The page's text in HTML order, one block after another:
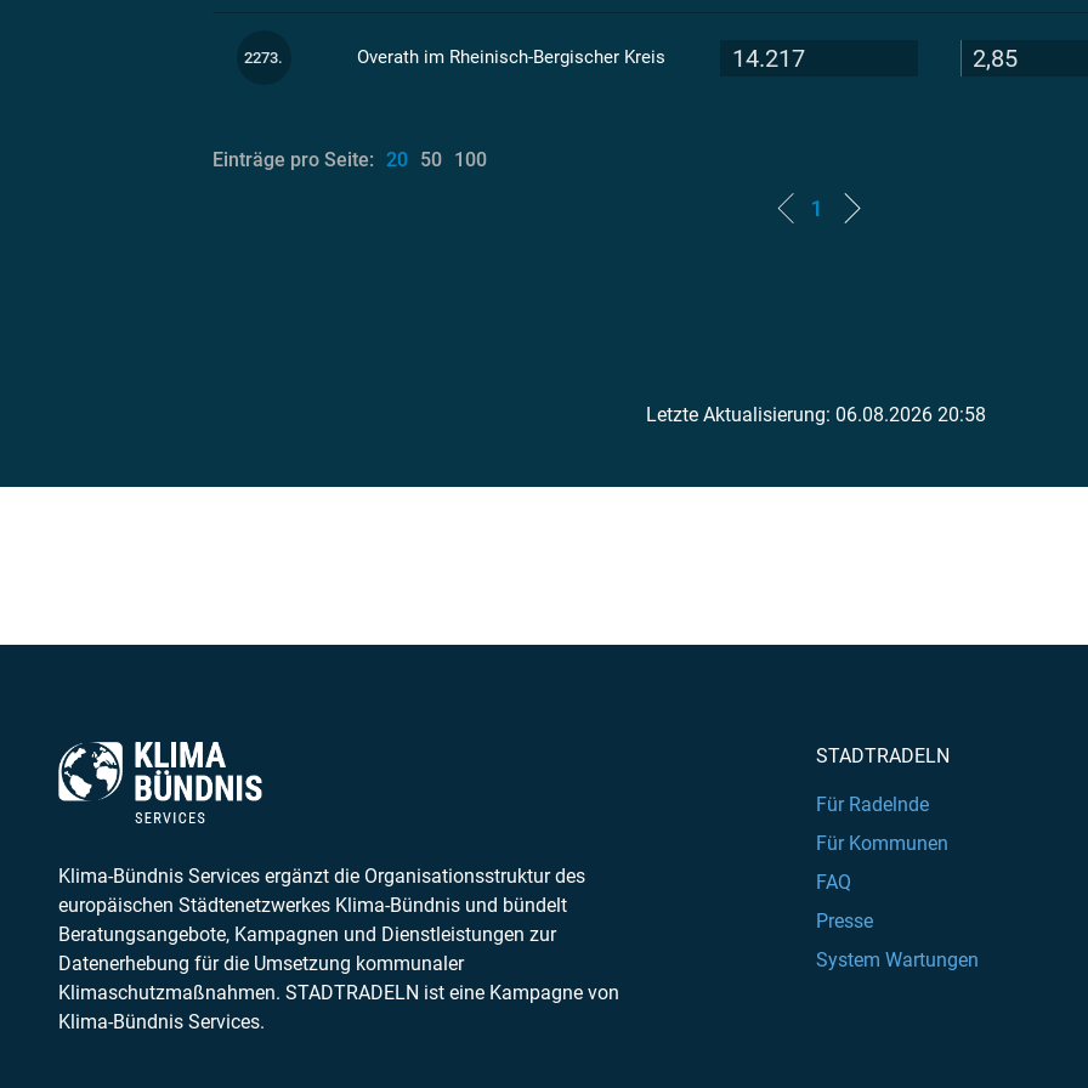
2273. Overath im Rheinisch-Bergischer Kreis 14.217 2,85
1
Einträge pro Seite: 20 50 100
Letzte Aktualisierung: 06.08.2026 20:58
Klima-Bündnis Services ergänzt die Organisationsstruktur des
europäischen Städtenetzwerkes Klima-Bündnis und bündelt
Beratungsangebote, Kampagnen und Dienstleistungen zur
Datenerhebung für die Umsetzung kommunaler
Klimaschutzmaßnahmen. STADTRADELN ist eine Kampagne von
Klima-Bündnis Services.
STADTRADELN
Für Radelnde
Für Kommunen
FAQ
Presse
System Wartungen